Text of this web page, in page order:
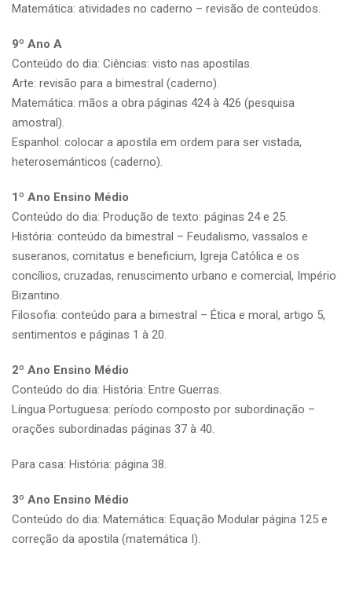
Matemática: atividades no caderno – revisão de conteúdos.
9º Ano A
Conteúdo do dia: Ciências: visto nas apostilas.
Arte: revisão para a bimestral (caderno).
Matemática: mãos a obra páginas 424 à 426 (pesquisa
amostral).
Espanhol: colocar a apostila em ordem para ser vistada,
heterosemánticos (caderno).
1º Ano Ensino Médio
Conteúdo do dia: Produção de texto: páginas 24 e 25.
História: conteúdo da bimestral – Feudalismo, vassalos e
suseranos, comitatus e beneficium, Igreja Católica e os
concílios, cruzadas, renuscimento urbano e comercial, Império
Bizantino.
Filosofia: conteúdo para a bimestral – Ética e moral, artigo 5,
sentimentos e páginas 1 à 20.
2º Ano Ensino Médio
Conteúdo do dia: História: Entre Guerras.
Língua Portuguesa: período composto por subordinação –
orações subordinadas páginas 37 à 40.
Para casa: História: página 38.
3º Ano Ensino Médio
Conteúdo do dia: Matemática: Equação Modular página 125 e
correção da apostila (matemática I).